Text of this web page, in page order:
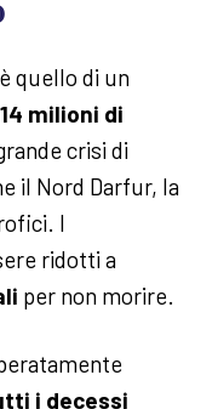
quello di un
14 milioni di
crisi di
il Nord Darfur, la
I
ridotti a
per non morire.
i decessi